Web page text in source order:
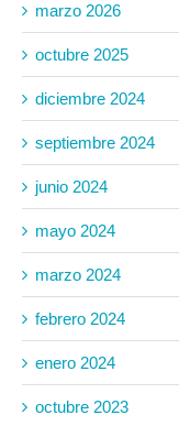
marzo 2026
octubre 2025
diciembre 2024
septiembre 2024
junio 2024
mayo 2024
marzo 2024
febrero 2024
enero 2024
octubre 2023